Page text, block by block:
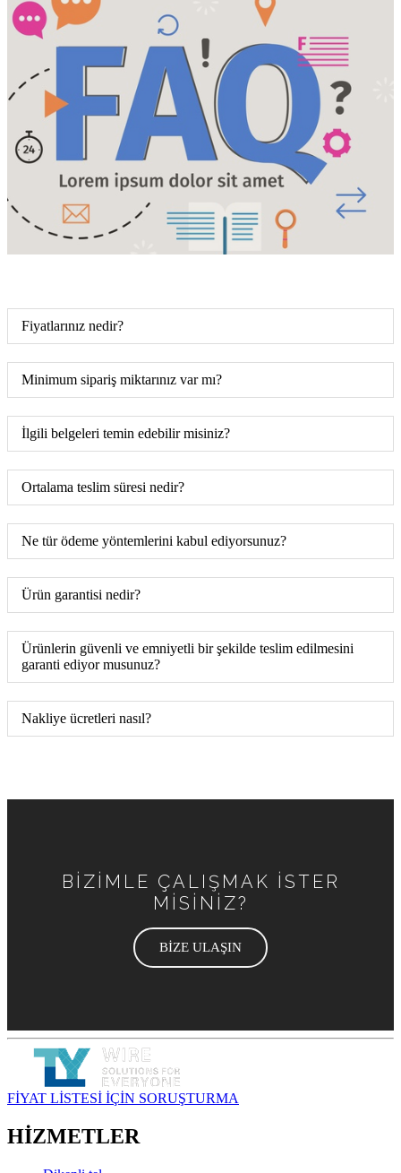
Fiyatlarınız nedir?
Minimum sipariş miktarınız var mı?
İlgili belgeleri temin edebilir misiniz?
Ortalama teslim süresi nedir?
Ne tür ödeme yöntemlerini kabul ediyorsunuz?
Ürün garantisi nedir?
Ürünlerin güvenli ve emniyetli bir şekilde teslim edilmesini
garanti ediyor musunuz?
Nakliye ücretleri nasıl?
BİZİMLE ÇALIŞMAK İSTER
MİSİNİZ?
BİZE ULAŞIN
FİYAT LİSTESİ İÇİN SORUŞTURMA
HİZMETLER